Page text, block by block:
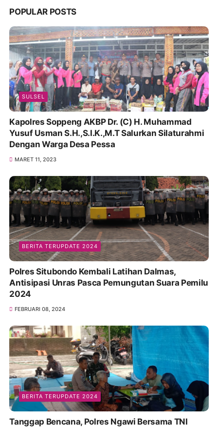
POPULAR POSTS
SULSEL
Kapolres Soppeng AKBP Dr. (C) H. Muhammad
Yusuf Usman S.H.,S.I.K.,M.T Salurkan Silaturahmi
Dengan Warga Desa Pessa
MARET 11, 2023
BERITA TERUPDATE 2024
Polres Situbondo Kembali Latihan Dalmas,
Antisipasi Unras Pasca Pemungutan Suara Pemilu
2024
FEBRUARI 08, 2024
BERITA TERUPDATE 2024
Tanggap Bencana, Polres Ngawi Bersama TNI